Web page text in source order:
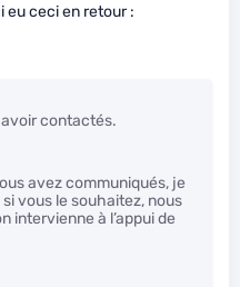
eu ceci en retour :
contactés.
avez communiqués, je
vous le souhaitez, nous
intervienne à l’appui de